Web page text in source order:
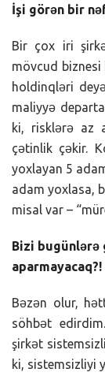
İşi görən bir
Bir çox iri
mövcud
holdinqləri
maliyyə
ki, risklərə az
çətinlik çəkir.
yoxlayan 5
adam yoxlasa,
misal var –
Bizi bugünlərə
aparmayacaq?!
Bəzən olur,
söhbət
şirkət
ki, sistemsizliyi